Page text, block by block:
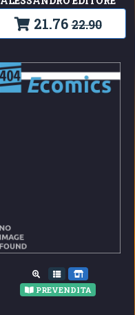
21.76 22.90
PREVENDITA